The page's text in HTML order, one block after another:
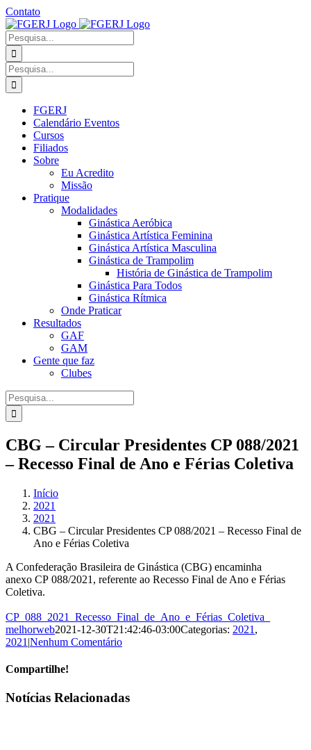
Ir
para
o
conteúdo
Contato
Facebook
Instagram
YouTube
Facebook
Grupo
Procurar
por:
Procurar
por:
FGERJ
Calendário Eventos
Cursos
Filiados
Sobre
Eu Acredito
Missão
Pratique
Modalidades
Ginástica Aeróbica
Ginástica Artística Feminina
Ginástica Artística Masculina
Ginástica de Trampolim
História de Ginástica de Trampolim
Ginástica Para Todos
Ginástica Rítmica
Onde Praticar
Resultados
GAF
GAM
Gente que faz
Clubes
Procurar
por:
CBG – Circular Presidentes CP 088/2021
– Recesso Final de Ano e Férias Coletiva
Início
2021
2021
CBG – Circular Presidentes CP 088/2021 – Recesso Final de
Ano e Férias Coletiva
A Confederação Brasileira de Ginástica (CBG) encaminha
anexo CP 088/2021, referente ao Recesso Final de Ano e Férias
Coletiva.
CP_088_2021_Recesso_Final_de_Ano_e_Férias_Coletiva_
melhorweb2021-12-30T21:42:46-03:00Categorias: 2021 ,
2021 |Nenhum Comentário
Compartilhe!
Facebook
X
WhatsApp
E-
Notícias Relacionadas